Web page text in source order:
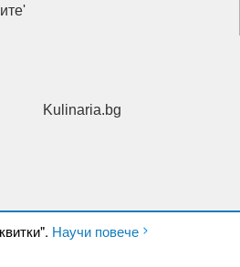
Научи повече
Kulinaria.bg
ООД. Всички права запазени.